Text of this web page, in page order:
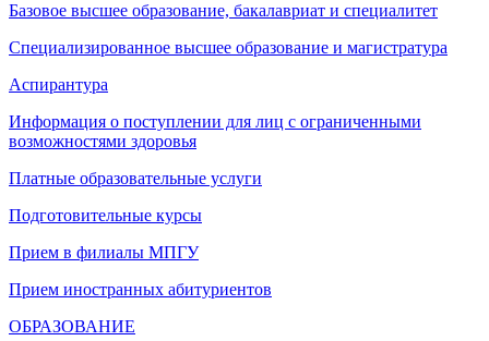
Базовое высшее образование, бакалавриат и специалитет
Специализированное высшее образование и магистратура
Аспирантура
Информация о поступлении для лиц с ограниченными
возможностями здоровья
Платные образовательные услуги
Подготовительные курсы
Прием в филиалы МПГУ
Прием иностранных абитуриентов
ОБРАЗОВАНИЕ